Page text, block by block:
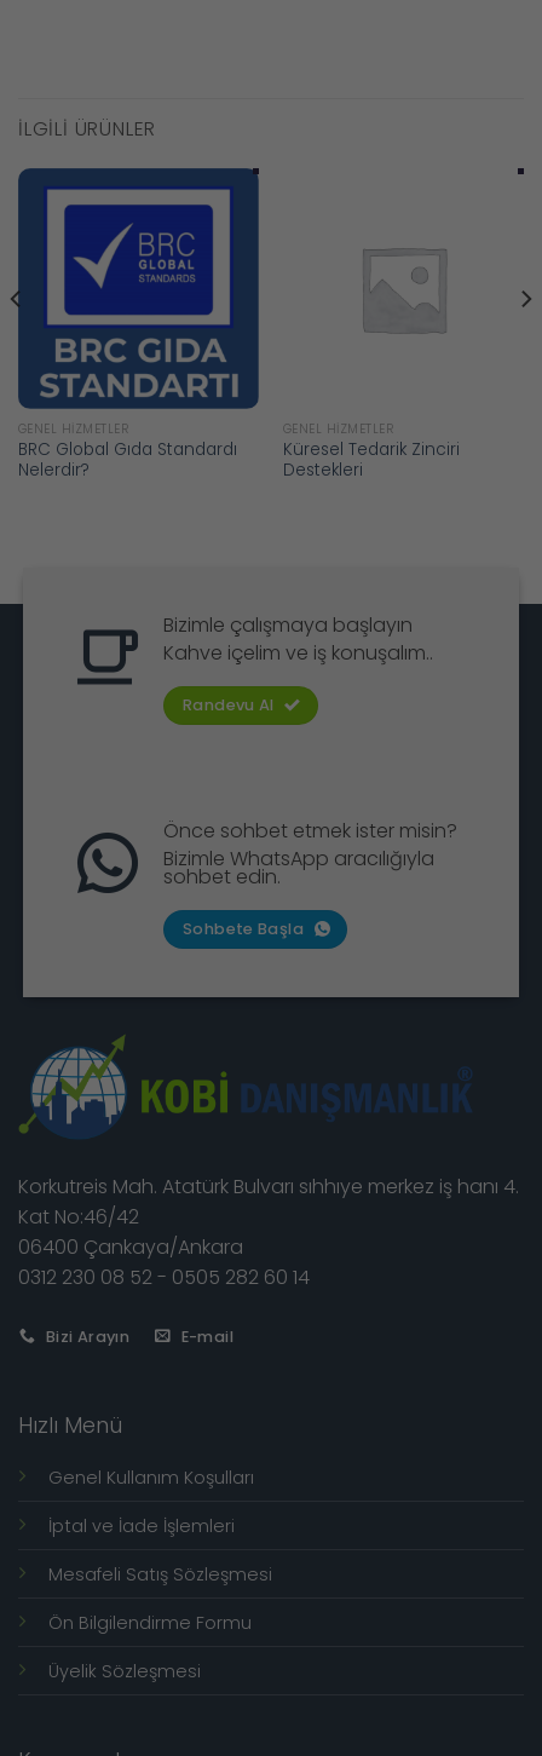
İLGILI ÜRÜNLER
GENEL HIZMETLER
BRC Global Gıda Standardı
Nelerdir?
GENEL HIZMETLER
Küresel Tedarik Zinciri
Destekleri
Bizimle çalışmaya başlayın
Kahve içelim ve iş konuşalım..
Randevu Al
Önce sohbet etmek ister misin?
Bizimle WhatsApp aracılığıyla
sohbet edin.
Sohbete Başla
Korkutreis Mah. Atatürk Bulvarı sıhhıye merkez iş hanı 4.
Kat No:46/42
06400 Çankaya/Ankara
0312 230 08 52 - 0505 282 60 14
Bizi Arayın E-mail
Hızlı Menü
Genel Kullanım Koşulları
İptal ve İade İşlemleri
Mesafeli Satış Sözleşmesi
Ön Bilgilendirme Formu
Üyelik Sözleşmesi